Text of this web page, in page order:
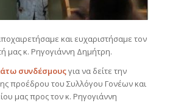
και ευχαριστήσαμε τον
μας κ. Ρηγογιάννη Δημήτρη.
συνδέσμουςγια να δείτε την
προέδρου του Συλλόγου Γονέων και
μας προς τον κ. Ρηγογιάννη